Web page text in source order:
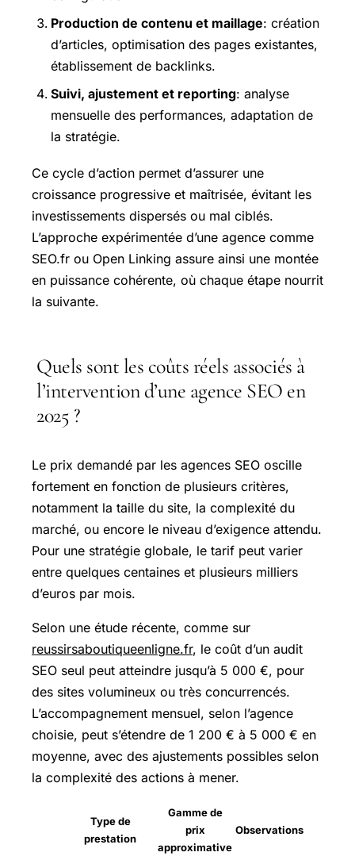
Production de contenu et maillage: création
d’articles, optimisation des pages existantes,
établissement de backlinks.
Suivi, ajustement et reporting: analyse
mensuelle des performances, adaptation de
la stratégie.
Ce cycle d’action permet d’assurer une
croissance progressive et maîtrisée, évitant les
investissements dispersés ou mal ciblés.
L’approche expérimentée d’une agence comme
SEO.fr ou Open Linking assure ainsi une montée
en puissance cohérente, où chaque étape nourrit
la suivante.
Quels sont les coûts réels associés à
l’intervention d’une agence SEO en
2025 ?
Le prix demandé par les agences SEO oscille
fortement en fonction de plusieurs critères,
notamment la taille du site, la complexité du
marché, ou encore le niveau d’exigence attendu.
Pour une stratégie globale, le tarif peut varier
entre quelques centaines et plusieurs milliers
d’euros par mois.
Selon une étude récente, comme sur
reussirsaboutiqueenligne.fr, le coût d’un audit
SEO seul peut atteindre jusqu’à 5 000 €, pour
des sites volumineux ou très concurrencés.
L’accompagnement mensuel, selon l’agence
choisie, peut s’étendre de 1 200 € à 5 000 € en
moyenne, avec des ajustements possibles selon
la complexité des actions à mener.
Type de
prestation
Gamme de
prix
approximative
Observations